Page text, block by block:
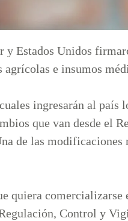
Estados Unidos
agrícolas e insumos
ingresarán al país
que van desde el
de las modificaciones
quiera comercializarse
Control y